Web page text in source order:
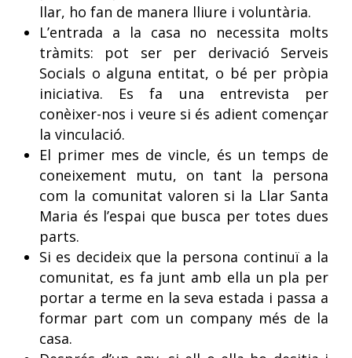
llar, ho fan de manera lliure i voluntària.
L’entrada a la casa no necessita molts
tràmits: pot ser per derivació Serveis
Socials o alguna entitat, o bé per pròpia
iniciativa. Es fa una entrevista per
conèixer-nos i veure si és adient començar
la vinculació.
El primer mes de vincle, és un temps de
coneixement mutu, on tant la persona
com la comunitat valoren si la Llar Santa
Maria és l’espai que busca per totes dues
parts.
Si es decideix que la persona continuï a la
comunitat, es fa junt amb ella un pla per
portar a terme en la seva estada i passa a
formar part com un company més de la
casa.